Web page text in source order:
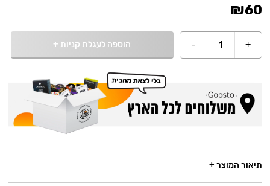
₪60
+
1
- הוספה לעגלת קניות +
תיאור המוצר +